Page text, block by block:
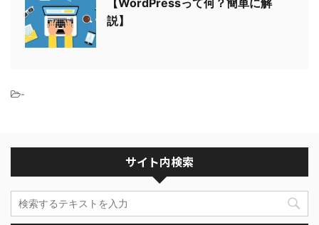
【WordPressって何？簡単に解
説】
-
サイト内検索